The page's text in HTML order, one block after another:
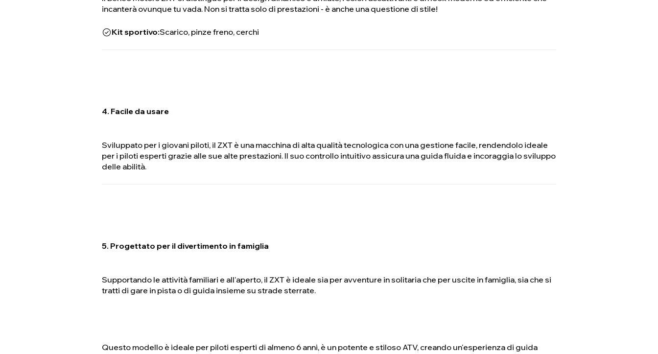
incanterà ovunque tu vada. Non si tratta solo di prestazioni - è anche una questione di stile!
Kit sportivo:Scarico, pinze freno, cerchi
4. Facile da usare
Sviluppato per i giovani piloti, il ZXT è una macchina di alta qualità tecnologica con una gestione facile, rendendolo ideale
per i piloti esperti grazie alle sue alte prestazioni. Il suo controllo intuitivo assicura una guida fluida e incoraggia lo sviluppo
delle abilità.
5. Progettato per il divertimento in famiglia
Supportando le attività familiari e all'aperto, il ZXT è ideale sia per avventure in solitaria che per uscite in famiglia, sia che si
tratti di gare in pista o di guida insieme su strade sterrate.
Questo modello è ideale per piloti esperti di almeno 6 anni, è un potente e stiloso ATV, creando un'esperienza di guida